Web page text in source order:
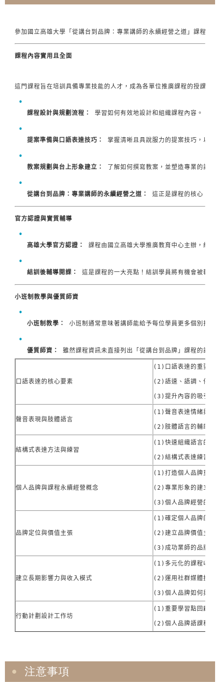
參加國立高雄大學「從講台到品牌：專業講師的永續經營之道」課程，
課程內容實用且全面
這門課程旨在培訓具備專業技能的人才，成為各單位推廣課程的授課講
課程設計與規劃流程： 學習如何有效地設計和組織課程內容。
提案準備與口語表達技巧： 掌握清晰且具說服力的提案技巧，以及
教案規劃與台上形象建立： 了解如何撰寫教案，並塑造專業的講師
從講台到品牌：專業講師的永續經營之道： 這正是課程的核心，教
官方認證與實質輔導
高雄大學官方認證： 課程由國立高雄大學推廣教育中心主辦，結訓
結訓後輔導開課： 這是課程的一大亮點！結訓學員將有機會被輔導
小班制教學與優質師資
小班制教學： 小班制通常意味著講師能給予每位學員更多個別指導
優質師資： 雖然課程資訊未直接列出「從講台到品牌」課程的講
口語表達的核心要素
(1)口語表達的重要性
(2)語速、語調、停頓
(3)提升內容的吸引力
聲音表現與肢體語言
(1)聲音表達情緒與重
(2)肢體語言的輔助作
結構式表達方法與練習
(1)快速組織語言的方
(2)結構式表達練習
個人品牌與課程永續經營概念
(1)打造個人品牌重要
(2)專業形象的建立與
(3)個人品牌經營的核
品牌定位與價值主張
(1)確定個人品牌的市
(2)建立品牌價值主張
(3)成功業師的品牌經
建立長期影響力與收入模式
(1)多元化的課程收入
(2)運用社群媒體擴展
(3)個人品牌如何與企
行動計劃設計工作坊
(1)重要學習點回顧
(2)個人品牌語課程發
注意事項